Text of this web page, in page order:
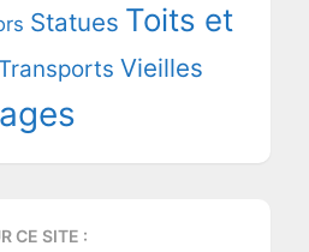
Statues Toits et
Transports Vieilles
CE SITE :